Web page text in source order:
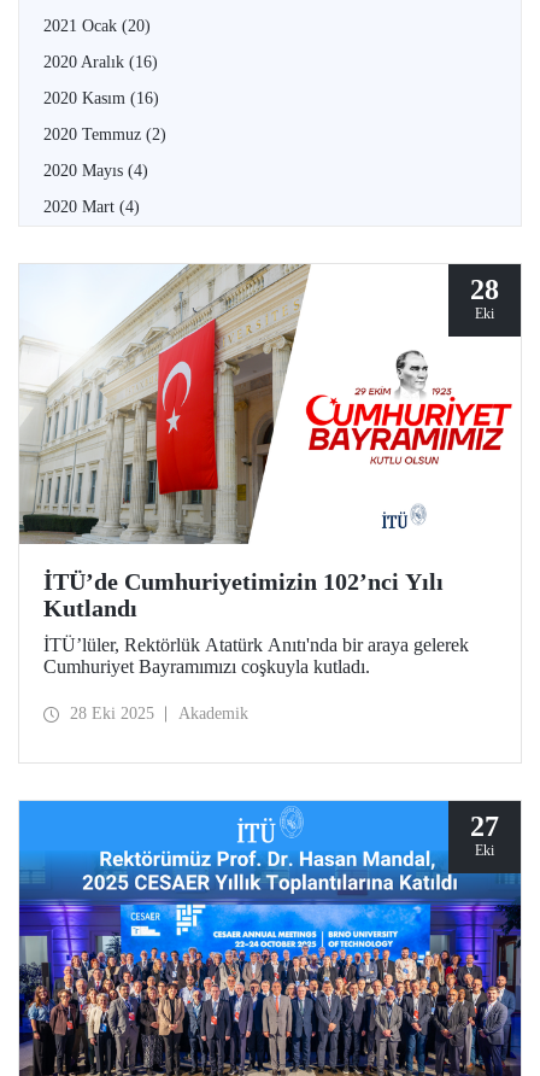
2021 Ocak (20)
2020 Aralık (16)
2020 Kasım (16)
2020 Temmuz (2)
2020 Mayıs (4)
2020 Mart (4)
28
Eki
İTÜ’de Cumhuriyetimizin 102’nci Yılı
Kutlandı
İTÜ’lüler, Rektörlük Atatürk Anıtı'nda bir araya gelerek
Cumhuriyet Bayramımızı coşkuyla kutladı.
28 Eki 2025 Akademik
27
Eki